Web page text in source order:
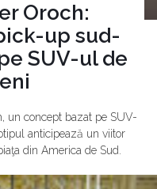
Oroch:
up sud-
SUV-ul de
un concept bazat pe SUV-
anticipează un viitor
din America de Sud.